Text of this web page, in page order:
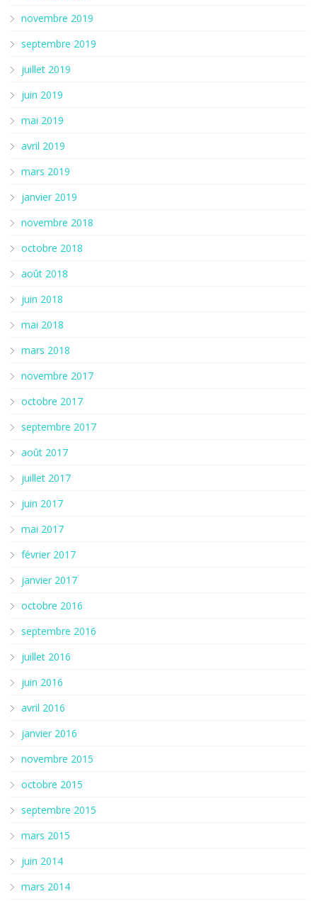
novembre 2019
septembre 2019
juillet 2019
juin 2019
mai 2019
avril 2019
mars 2019
janvier 2019
novembre 2018
octobre 2018
août 2018
juin 2018
mai 2018
mars 2018
novembre 2017
octobre 2017
septembre 2017
août 2017
juillet 2017
juin 2017
mai 2017
février 2017
janvier 2017
octobre 2016
septembre 2016
juillet 2016
juin 2016
avril 2016
janvier 2016
novembre 2015
octobre 2015
septembre 2015
mars 2015
juin 2014
mars 2014